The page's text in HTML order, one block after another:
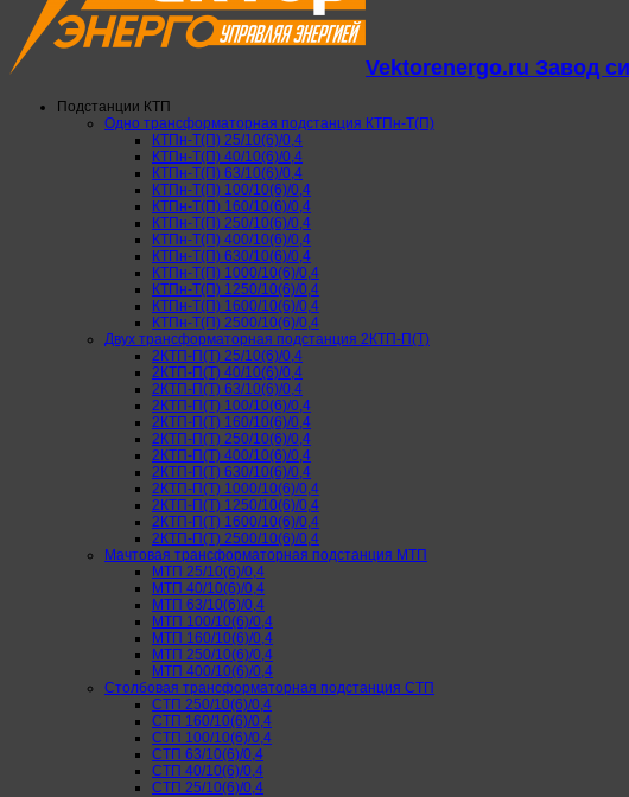
Vektorenergo.ru Завод
Подстанции КТП
Одно трансформаторная подстанция КТПн-Т(П)
КТПн-Т(П) 25/10(6)/0,4
КТПн-Т(П) 40/10(6)/0,4
КТПн-Т(П) 63/10(6)/0,4
КТПн-Т(П) 100/10(6)/0,4
КТПн-Т(П) 160/10(6)/0,4
КТПн-Т(П) 250/10(6)/0,4
КТПн-Т(П) 400/10(6)/0,4
КТПн-Т(П) 630/10(6)/0,4
КТПн-Т(П) 1000/10(6)/0,4
КТПн-Т(П) 1250/10(6)/0,4
КТПн-Т(П) 1600/10(6)/0,4
КТПн-Т(П) 2500/10(6)/0,4
Двух трансформаторная подстанция 2КТП-П(Т)
2КТП-П(Т) 25/10(6)/0,4
2КТП-П(Т) 40/10(6)/0,4
2КТП-П(Т) 63/10(6)/0,4
2КТП-П(Т) 100/10(6)/0,4
2КТП-П(Т) 160/10(6)/0,4
2КТП-П(Т) 250/10(6)/0,4
2КТП-П(Т) 400/10(6)/0,4
2КТП-П(Т) 630/10(6)/0,4
2КТП-П(Т) 1000/10(6)/0,4
2КТП-П(Т) 1250/10(6)/0,4
2КТП-П(Т) 1600/10(6)/0,4
2КТП-П(Т) 2500/10(6)/0,4
Мачтовая трансформаторная подстанция МТП
МТП 25/10(6)/0,4
МТП 40/10(6)/0,4
МТП 63/10(6)/0,4
МТП 100/10(6)/0,4
МТП 160/10(6)/0,4
МТП 250/10(6)/0,4
МТП 400/10(6)/0,4
Столбовая трансформаторная подстанция СТП
СТП 250/10(6)/0,4
СТП 160/10(6)/0,4
СТП 100/10(6)/0,4
СТП 63/10(6)/0,4
СТП 40/10(6)/0,4
СТП 25/10(6)/0,4